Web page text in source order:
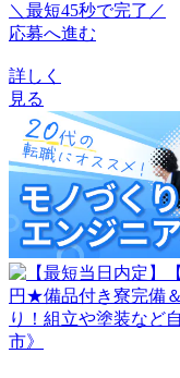
＼最短45秒で完了／
応募へ進む
詳しく
見る